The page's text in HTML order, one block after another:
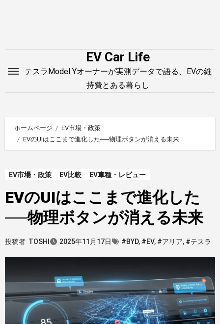
EV Car Life
テスラModel Yオーナーが実測データで語る、EVの維
持費とある暮らし
ホームページ
EV市場・政策
EVのUIはここまで進化した──物理ボタンが消える未来
EV市場・政策 EV比較 EV車種・レビュー
EVのUIはここまで進化した
──物理ボタンが消える未来
投稿者 TOSHI 2025年11月17日 #BYD, #EV, #アリア, #テスラ